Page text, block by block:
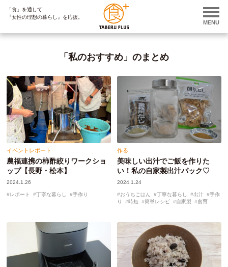
「食」を通して
『女性の理想の暮らし』を応援。
MENU
「私のおすすめ」のまとめ
イベントレポート
農福連携の柿酢絞りワークショ
ップ【長野・松本】
2024.1.26
レポート 丁寧な暮らし 手作り
作る
美味しい出汁でご飯を作りた
い！私の自家製出汁パック♡
2024.1.24
おうちごはん 丁寧な暮らし 出汁
手作
り
時短 簡単レシピ 自家製 食育